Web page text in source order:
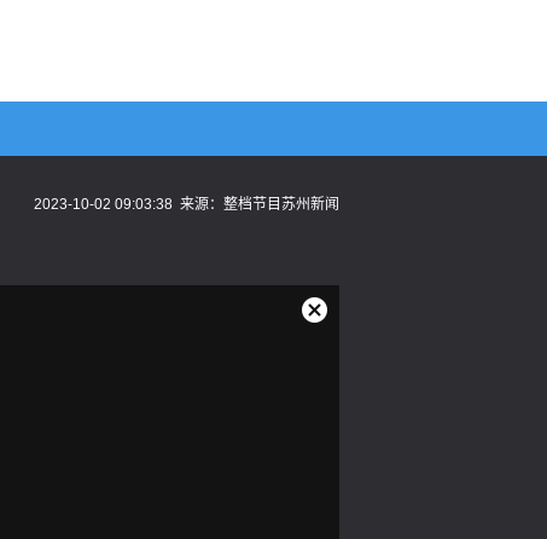
2023-10-02 09:03:38 来源： 整档节目苏州新闻
关